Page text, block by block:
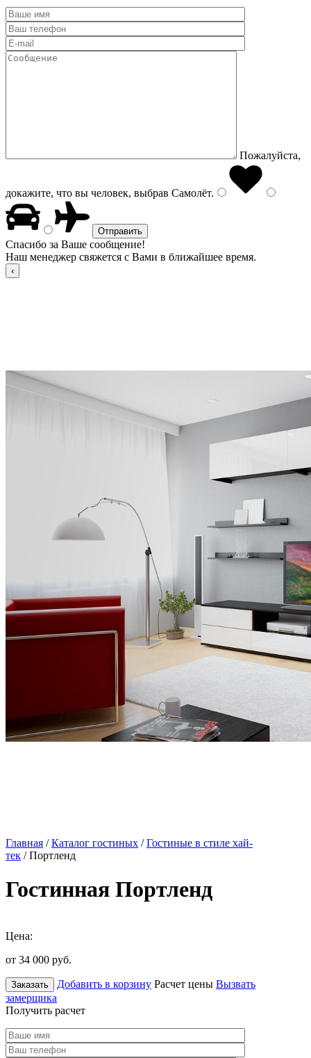
Пожалуйста,
докажите, что вы человек, выбрав Самолёт.
Спасибо за Ваше сообщение!
Наш менеджер свяжется с Вами в ближайшее время.
Главная /Каталог гостиных /Гостиные в стиле хай-
тек / Портленд
Гостинная Портленд
Цена:
от 34 000 руб.
Заказать Добавить в корзину Расчет цены Вызвать
замерщика
Получить расчет